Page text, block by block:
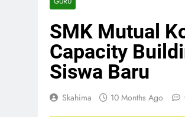
SMK Mutual
Capacity
Siswa Baru
Skahima 10 Months Ago